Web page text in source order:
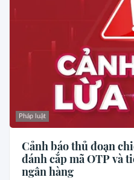
Pháp luật
Cảnh báo thủ đoạn
đánh cắp mã OTP và
ngân hàng